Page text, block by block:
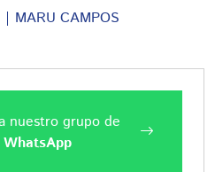
MARU CAMPOS
nuestro grupo de
WhatsApp